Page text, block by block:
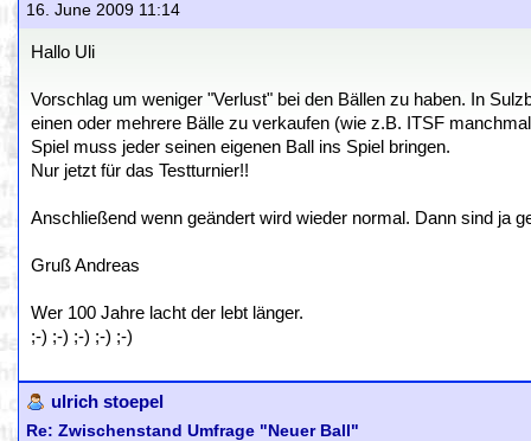
16. June 2009 11:14
Hallo Uli
Vorschlag um weniger "Verlust" bei den Bällen zu haben. In
einen oder mehrere Bälle zu verkaufen (wie z.B. ITSF
Spiel muss jeder seinen eigenen Ball ins Spiel bringen.
Nur jetzt für das Testturnier!!
Anschließend wenn geändert wird wieder normal. Dann sind ja
Gruß Andreas
Wer 100 Jahre lacht der lebt länger.
;-) ;-) ;-) ;-) ;-)
ulrich stoepel
Re: Zwischenstand Umfrage "Neuer Ball"